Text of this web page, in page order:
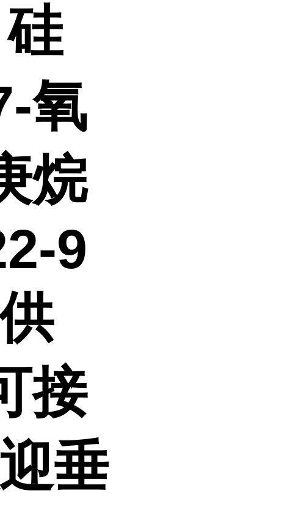
氧
烷
9
接
垂